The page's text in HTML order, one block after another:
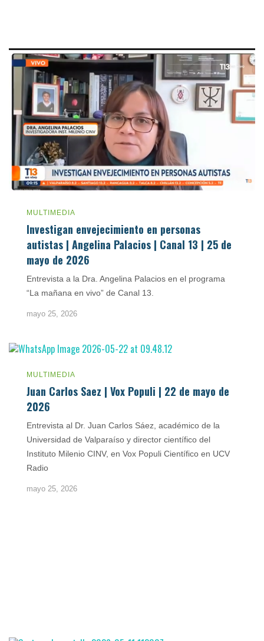
MULTIMEDIA
Investigan envejecimiento en personas
autistas | Angelina Palacios | Canal 13 | 25 de
mayo de 2026
Entrevista a la Dra. Angelina Palacios en el programa
“La mañana en vivo” de Canal 13.
mayo 25, 2026
MULTIMEDIA
Juan Carlos Saez | Vox Populi | 22 de mayo de
2026
Entrevista al Dr. Juan Carlos Sáez, académico de la
Universidad de Valparaíso y director científico del
Instituto Milenio CINV, en Vox Populi Científico en UCV
Radio
mayo 25, 2026